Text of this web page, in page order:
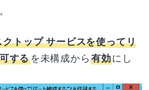
トップ サービスを使ってリ
するを未構成から 有効にし